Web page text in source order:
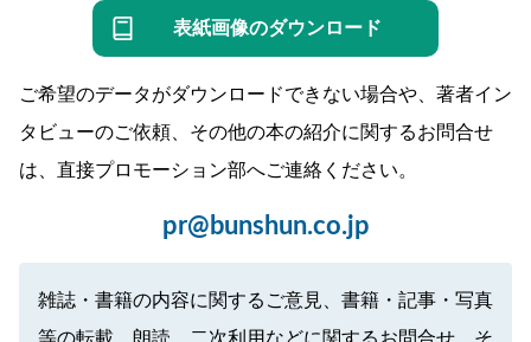
表紙画像のダウンロード
ご希望のデータがダウンロードできない場合や、著者イン
タビューのご依頼、その他の本の紹介に関するお問合せ
は、直接プロモーション部へご連絡ください。
pr@bunshun.co.jp
雑誌・書籍の内容に関するご意見、書籍・記事・写真